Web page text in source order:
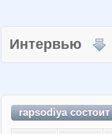
Интервью
rapsodiya